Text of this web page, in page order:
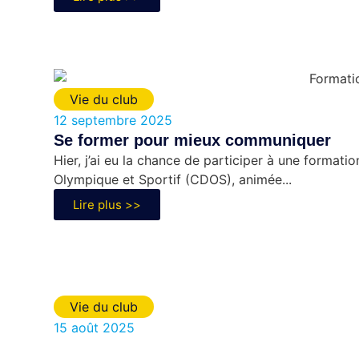
Vie du club
12 septembre 2025
Se former pour mieux communiquer
Hier, j’ai eu la chance de participer à une
Olympique et Sportif (CDOS), animée...
Lire plus >>
Vie du club
15 août 2025